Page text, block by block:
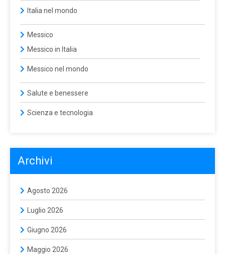
Italia nel mondo
Messico
Messico in Italia
Messico nel mondo
Salute e benessere
Scienza e tecnologia
Archivi
Agosto 2026
Luglio 2026
Giugno 2026
Maggio 2026